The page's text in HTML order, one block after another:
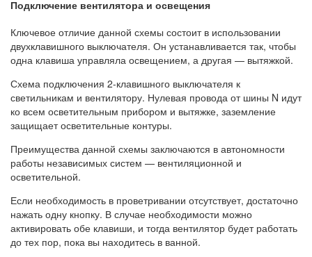
Подключение вентилятора и освещения
Ключевое отличие данной схемы состоит в использовании
двухклавишного выключателя. Он устанавливается так, чтобы
одна клавиша управляла освещением, а другая — вытяжкой.
Схема подключения 2-клавишного выключателя к
светильникам и вентилятору. Нулевая провода от шины N идут
ко всем осветительным прибором и вытяжке, заземление
защищает осветительные контуры.
Преимущества данной схемы заключаются в автономности
работы независимых систем — вентиляционной и
осветительной.
Если необходимость в проветривании отсутствует, достаточно
нажать одну кнопку. В случае необходимости можно
активировать обе клавиши, и тогда вентилятор будет работать
до тех пор, пока вы находитесь в ванной.